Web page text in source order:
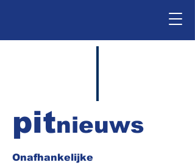
Onafhankelijke
pitnieuws